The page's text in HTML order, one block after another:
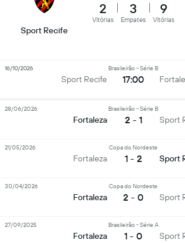
Sport Recife
2
Vitórias
3
Empates
9
Vitórias
Sport Recife
Brasileirão - Série B
17:00
16/10/2026
Fortaleza
Brasileirão - Série B
2 - 1 Sport
28/06/2026
Fortaleza
Copa do Nordeste
1 - 2 Sport
21/05/2026
Fortaleza
Copa do Nordeste
2 - 0 Sport
30/04/2026
Fortaleza
Brasileirão - Série A
1 - 0 Sport
27/09/2025